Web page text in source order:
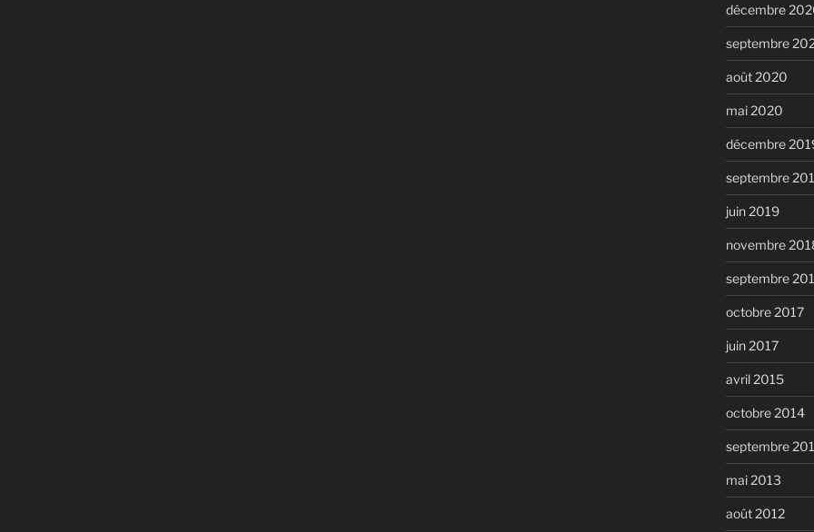
décembre
septembre
août 2020
mai 2020
décembre
septembre
juin 2019
novembre
septembre
octobre 2017
juin 2017
avril 2015
octobre 2014
septembre
mai 2013
août 2012